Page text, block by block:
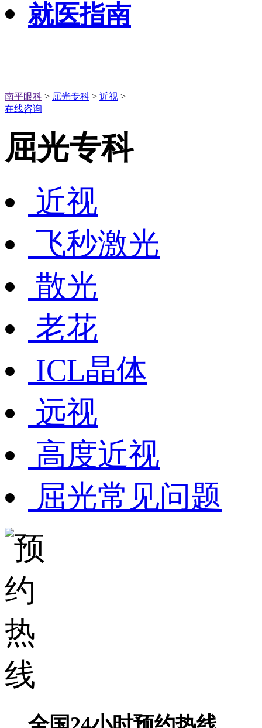
就医指南
南平眼科 > 屈光专科 > 近视 >
在线咨询
屈光专科
近视
飞秒激光
散光
老花
ICL晶体
远视
高度近视
屈光常见问题